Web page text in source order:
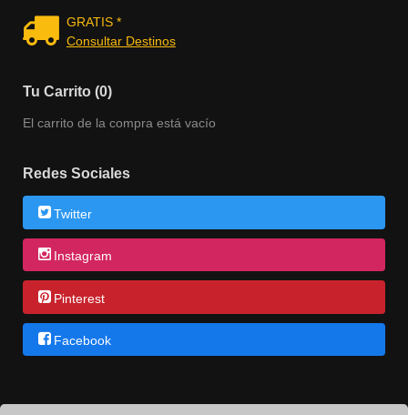
GRATIS *
Consultar Destinos
Tu Carrito (0)
El carrito de la compra está vacío
Redes Sociales
Twitter
Instagram
Pinterest
Facebook